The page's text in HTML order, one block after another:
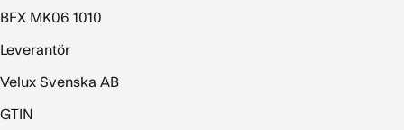
BFX MK06 1010
Leverantör
Velux Svenska AB
GTIN